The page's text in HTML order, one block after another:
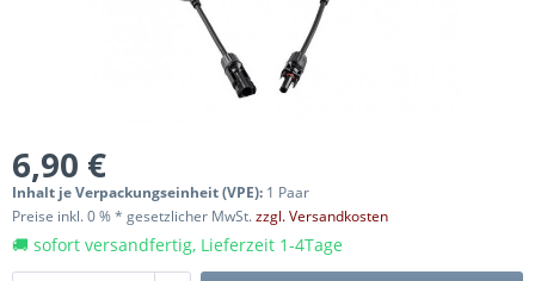
6,90 €
Inhalt je Verpackungseinheit (VPE): 1 Paar
Preise inkl. 0 % * gesetzlicher MwSt.zzgl. Versandkosten
🚚 sofort versandfertig, Lieferzeit 1-4Tage